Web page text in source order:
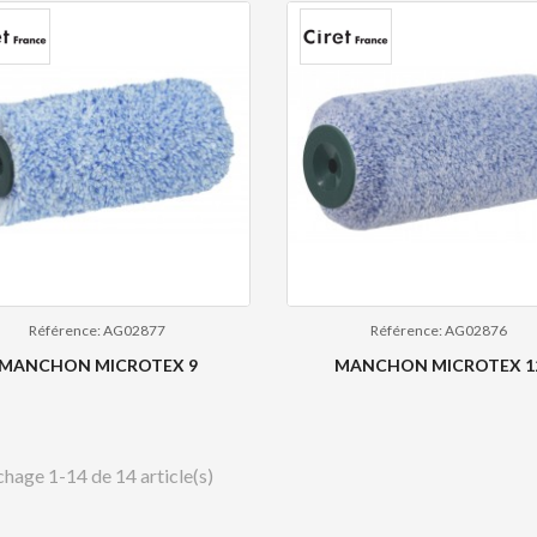
Référence: AG02877
MICROTEX 9
Référence: AG02876
MANCHON MICROTEX
1-14 de 14 article(s)